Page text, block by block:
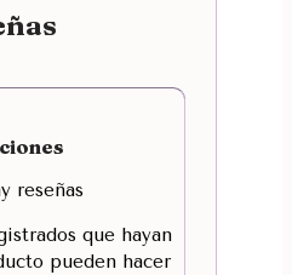
reseñas
que hayan
pueden hacer